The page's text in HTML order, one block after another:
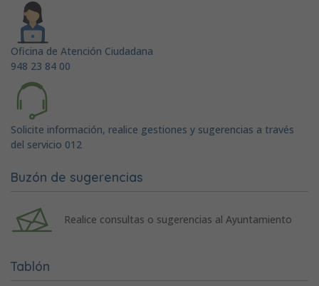
Oficina de Atención Ciudadana
948 23 84 00
Solicite información, realice gestiones y sugerencias a través
del servicio 012
Buzón de sugerencias
Realice consultas o sugerencias al Ayuntamiento
Tablón